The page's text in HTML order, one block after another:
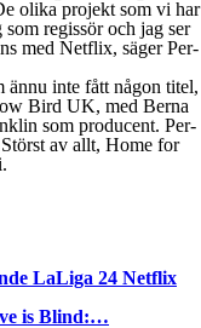
olika projekt som vi har
regissör och jag ser
med Netflix, säger Per-
ännu inte fått någon titel,
Bird UK, med Berna
som producent. Per-
av allt, Home for
LaLiga 24 Netflix
is Blind:…